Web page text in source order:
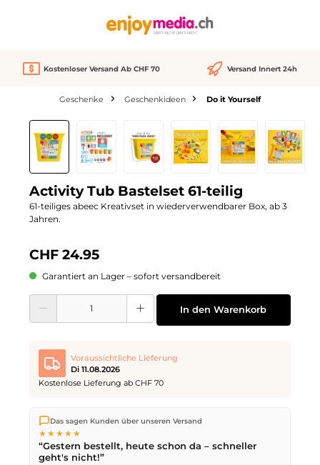
Kostenloser Versand Ab CHF 70 Versand Innert 24h
Geschenke Geschenkideen Do it Yourself
Bildergalerie überspringen
Neu
Activity Tub Bastelset 61-teilig
61-teiliges abeec Kreativset in wiederverwendbarer Box, ab 3
Jahren.
CHF 24.95
Garantiert an Lager – sofort versandbereit
Produkt Anzahl: Gib den gewünschten Wert ein oder benutze die
In den Warenkorb
Voraussichtliche Lieferung
Di 11.08.2026
Kostenlose Lieferung ab CHF 70
Wir versenden direkt aus unserem Lager in Kriens. Ab
ist die Lieferung kostenlos. Bestellungen bis
werden noch am selben Tag versendet – Zustellung am
nächsten Werktagmit der Schweizerischen Post.
Das sagen Kunden über unseren Versand
★★★★★
“Gestern bestellt, heute schon da – schneller
geht's nicht!”